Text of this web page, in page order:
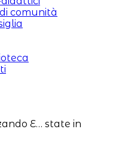
comunità